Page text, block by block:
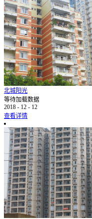
北城阳光
等待加载数据
2018 - 12 - 12
查看详情